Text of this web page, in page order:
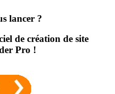
lancer ?
de création de site
Pro !